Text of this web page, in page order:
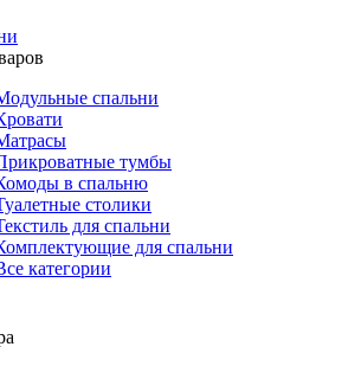
спальни
тумбы
в спальню
столики
для спальни
для спальни
категории